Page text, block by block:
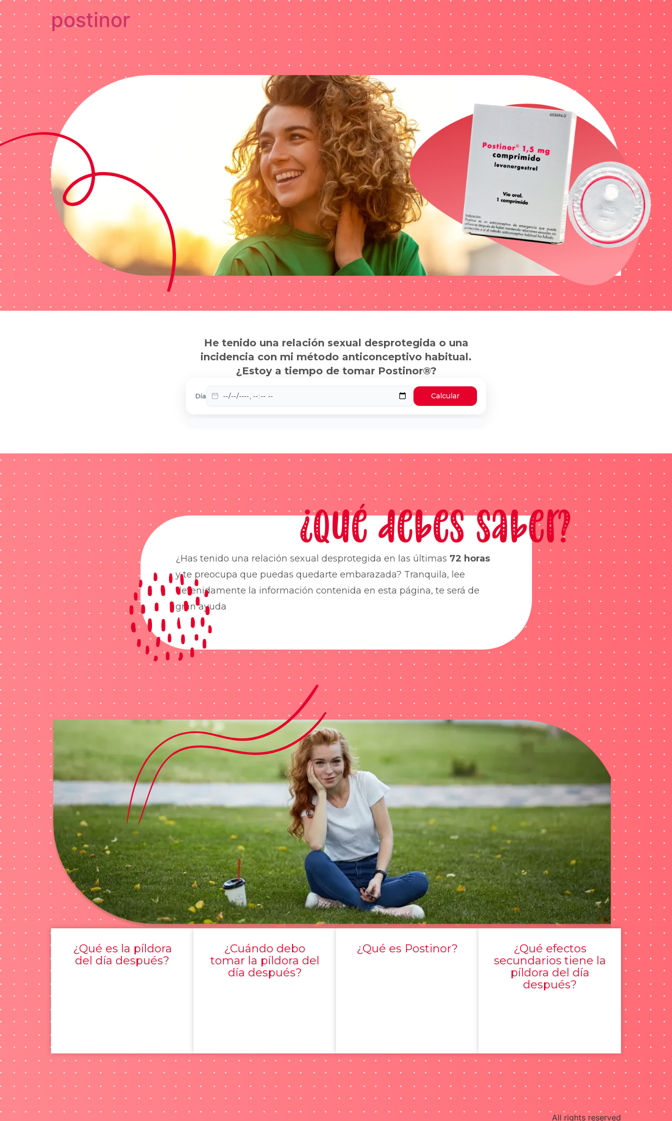
postinor
He tenido una relación sexual desprotegida o una
incidencia con mi método anticonceptivo habitual.
¿Estoy a tiempo de tomar Postinor®?
Día Calcular
¿Qué debes saber?
¿Has tenido una relación sexual desprotegida en las últimas 72 horas
y te preocupa que puedas quedarte embarazada? Tranquila, lee
detenidamente la información contenida en esta página, te será de
gran ayuda
¿Qué es la píldora
del día después?
¿Cuándo debo
tomar la píldora del
día después?
¿Qué es Postinor?
¿Qué efectos
secundarios tiene la
píldora del día
después?
All rights reserved